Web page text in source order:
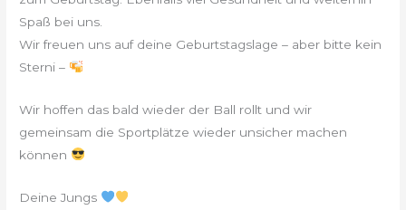
Spaß bei uns.
Wir freuen uns auf deine Geburtstagslage – aber bitte kein
Sterni –
Wir hoffen das bald wieder der Ball rollt und wir
gemeinsam die Sportplätze wieder unsicher machen
können
Deine Jungs